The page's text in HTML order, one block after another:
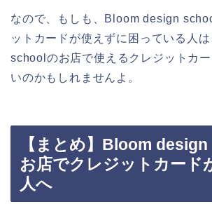
なので、もしも、Bloom design
ットカードが使えずに困っている人
schoolのお店で使えるクレジットカ
いのかもしれませんよ。
【まとめ】Bloom
お店でクレジットカード
人へ